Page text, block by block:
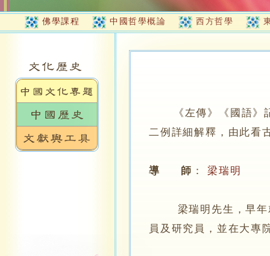
佛學課程 中國哲學概論 西方哲學
《左傳》《國語
二例詳細解釋，由此看
導 師 ： 梁瑞明
梁瑞明先生，早年就
員及研究員，並在大專